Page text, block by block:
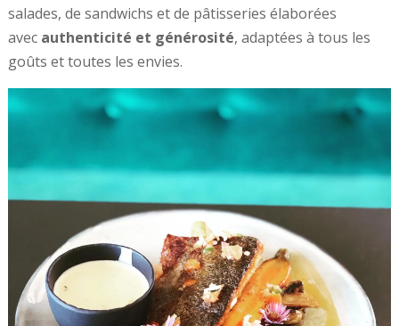
salades, de sandwichs et de pâtisseries élaborées
avec authenticité et générosité, adaptées à tous les
goûts et toutes les envies.